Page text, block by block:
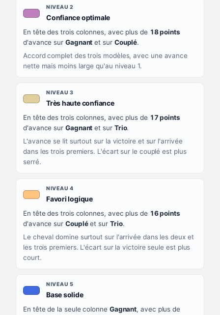
NIVEAU 2
Confiance optimale, couleur mauve
En tête des trois colonnes, avec plus de 18 points
d'avance sur Gagnant et sur Couplé.
Accord complet des trois modèles, avec une avance
nette mais moins large qu'au niveau 1.
NIVEAU 3
Très haute confiance, couleur beige
En tête des trois colonnes, avec plus de 17 points
d'avance sur Gagnant et sur Trio.
L'avance se lit surtout sur la victoire et sur l'arrivée
dans les trois premiers. L'écart sur le couplé est plus
serré.
NIVEAU 4
Favori logique, couleur orange clair
En tête des trois colonnes, avec plus de 16 points
d'avance sur Coupléet sur Trio.
Le cheval domine surtout sur l'arrivée dans les deux et
les trois premiers. L'écart sur la victoire seule est plus
court.
NIVEAU 5
Base solide, couleur bleu roi
En tête de la seule colonne Gagnant, avec plus de